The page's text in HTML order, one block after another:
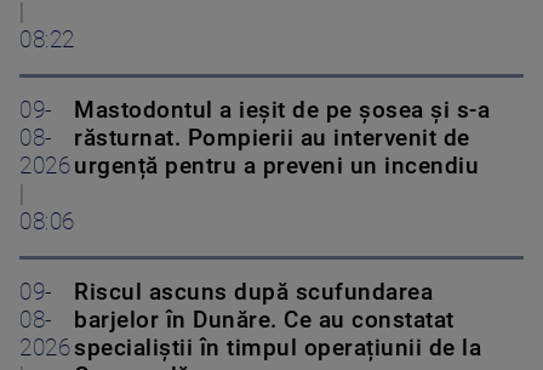
08:22
09-
08-
2026
08:06
Mastodontul a ieșit de pe șosea și s-a
răsturnat. Pompierii au intervenit de
urgență pentru a preveni un incendiu
09-
08-
2026
Riscul ascuns după scufundarea
barjelor în Dunăre. Ce au constatat
specialiștii în timpul operațiunii de la